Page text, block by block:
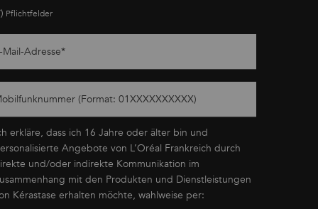
Pflichtfelder
Mail-Adresse*
(Format: 01XXXXXXXXXX)
erkläre, dass ich 16 Jahre oder älter bin und
Angebote von L’Oréal Frankreich durch
und/oder indirekte Kommunikation im
mit den Produkten und Dienstleistungen
Kérastase erhalten möchte, wahlweise per: